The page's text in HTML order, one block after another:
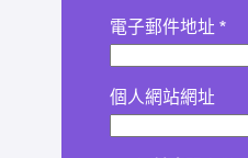
電子郵件地址 *
個人網站網址